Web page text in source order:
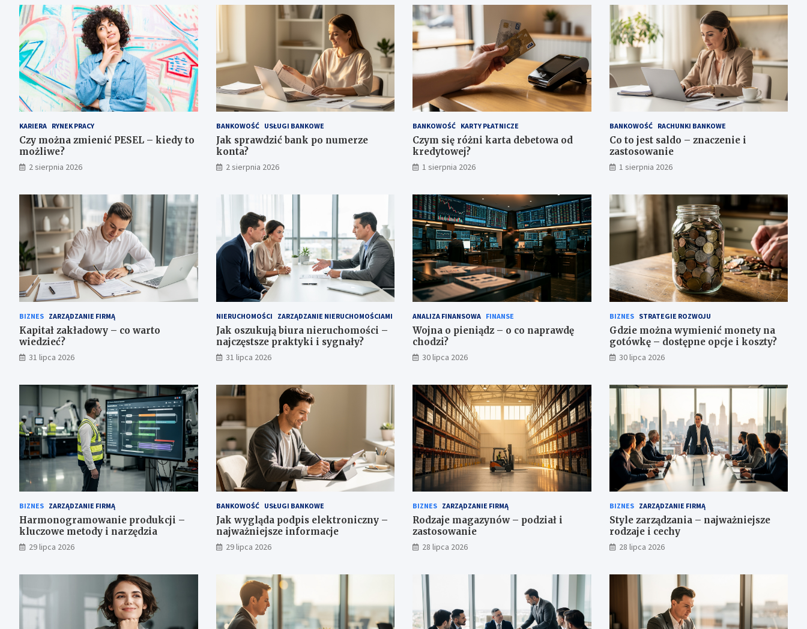
KARIERA RYNEK PRACY
Czy można zmienić PESEL – kiedy to
możliwe?
2 sierpnia 2026
BANKOWOŚĆ USŁUGI BANKOWE
Jak sprawdzić bank po numerze
konta?
2 sierpnia 2026
BANKOWOŚĆ KARTY PŁATNICZE
Czym się różni karta debetowa od
kredytowej?
1 sierpnia 2026
BANKOWOŚĆ RACHUNKI BANKOWE
Co to jest saldo – znaczenie i
zastosowanie
1 sierpnia 2026
BIZNES ZARZĄDZANIE FIRMĄ
Kapitał zakładowy – co warto
wiedzieć?
31 lipca 2026
NIERUCHOMOŚCI ZARZĄDZANIE NIERUCHOMOŚCIAMI
Jak oszukują biura nieruchomości –
najczęstsze praktyki i sygnały?
31 lipca 2026
ANALIZA FINANSOWA FINANSE
Wojna o pieniądz – o co naprawdę
chodzi?
30 lipca 2026
BIZNES STRATEGIE ROZWOJU
Gdzie można wymienić monety na
gotówkę – dostępne opcje i koszty?
30 lipca 2026
BIZNES ZARZĄDZANIE FIRMĄ
Harmonogramowanie produkcji –
kluczowe metody i narzędzia
29 lipca 2026
BANKOWOŚĆ USŁUGI BANKOWE
Jak wygląda podpis elektroniczny –
najważniejsze informacje
29 lipca 2026
BIZNES ZARZĄDZANIE FIRMĄ
Rodzaje magazynów – podział i
zastosowanie
28 lipca 2026
BIZNES ZARZĄDZANIE FIRMĄ
Style zarządzania – najważniejsze
rodzaje i cechy
28 lipca 2026